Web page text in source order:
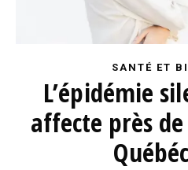
SANTÉ ET
L’épidémie
affecte près